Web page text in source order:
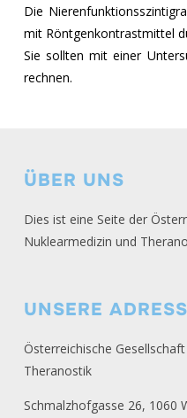
Die
mit Röntgenkontrastmittel
Sie sollten mit einer
rechnen.
ÜBER UNS
Dies ist eine Seite der
Nuklearmedizin und
UNSERE
Österreichische
Theranostik
Schmalzhofgasse 26, 1060